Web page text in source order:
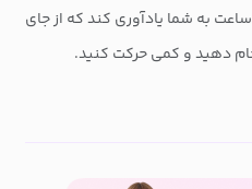
به شما یادآوری کند که از جای
دهید و کمی حرکت کنید.